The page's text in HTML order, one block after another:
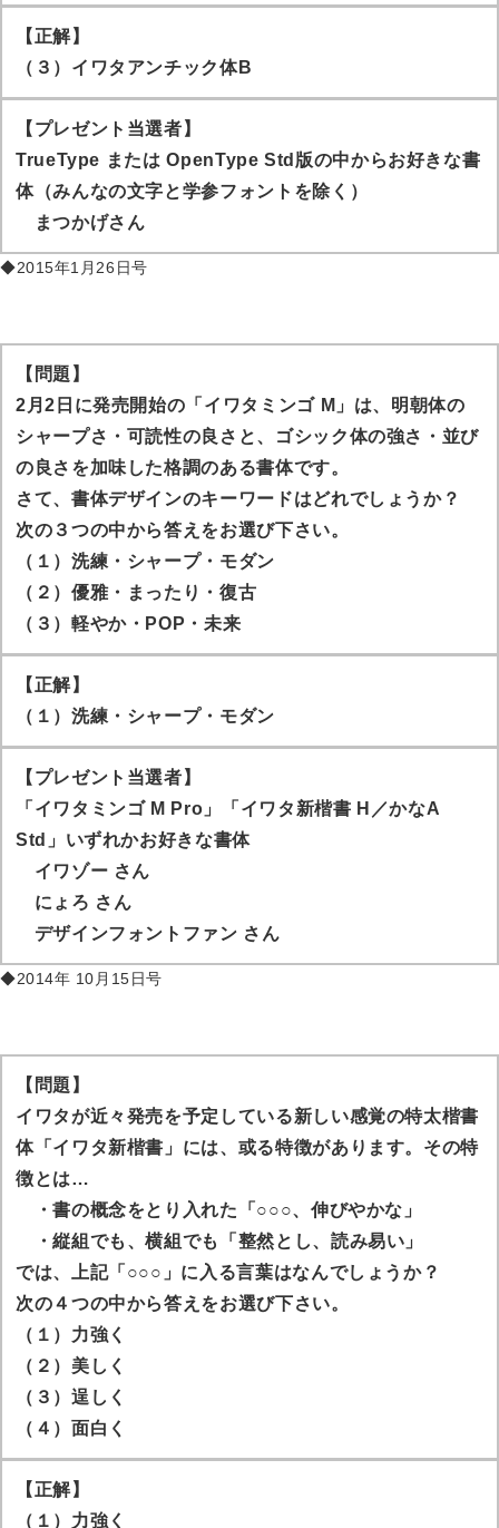
【正解】
（３）イワタアンチック体B
【プレゼント当選者】
TrueType または OpenType Std版の中からお好きな書
体（みんなの文字と学参フォントを除く）
まつかげさん
◆2015年1月26日号
【問題】
2月2日に発売開始の「イワタミンゴ M」は、明朝体の
シャープさ・可読性の良さと、ゴシック体の強さ・並び
の良さを加味した格調のある書体です。
さて、書体デザインのキーワードはどれでしょうか？
次の３つの中から答えをお選び下さい。
（１）洗練・シャープ・モダン
（２）優雅・まったり・復古
（３）軽やか・POP・未来
【正解】
（１）洗練・シャープ・モダン
【プレゼント当選者】
「イワタミンゴ M Pro」「イワタ新楷書 H／かなA
Std」いずれかお好きな書体
イワゾー さん
にょろ さん
デザインフォントファン さん
◆2014年 10月15日号
【問題】
イワタが近々発売を予定している新しい感覚の特太楷書
体「イワタ新楷書」には、或る特徴があります。その特
徴とは…
・書の概念をとり入れた「○○○、伸びやかな」
・縦組でも、横組でも「整然とし、読み易い」
では、上記「○○○」に入る言葉はなんでしょうか？
次の４つの中から答えをお選び下さい。
（１）力強く
（２）美しく
（３）逞しく
（４）面白く
【正解】
（１）力強く